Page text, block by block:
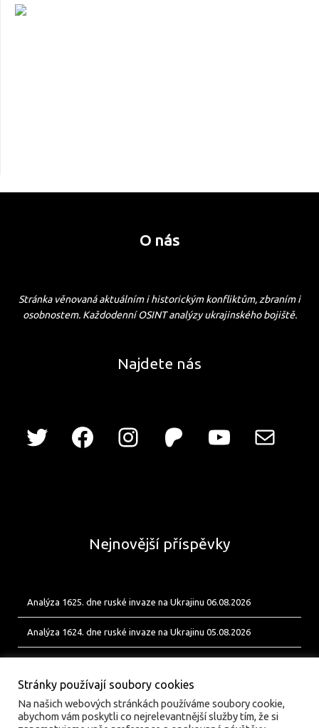
O nás
Stránka věnovaná aktuálním i historickým konfliktům, zbraním i
osobnostem. Každodenní OSINT analýzy ukrajinského bojiště.
Najdete nás
Nejnovější příspěvky
Analýza 1625. dne ruské invaze na Ukrajinu 06.08.2026
Analýza 1624. dne ruské invaze na Ukrajinu 05.08.2026
Stránky používají soubory cookies
Na našich webových stránkách používáme soubory cookie,
abychom vám poskytli co nejrelevantnější služby tím, že si